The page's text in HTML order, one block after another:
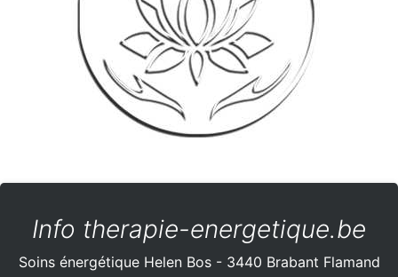
Info therapie-energetique.be
Soins énergétique Helen Bos - 3440 Brabant Flamand